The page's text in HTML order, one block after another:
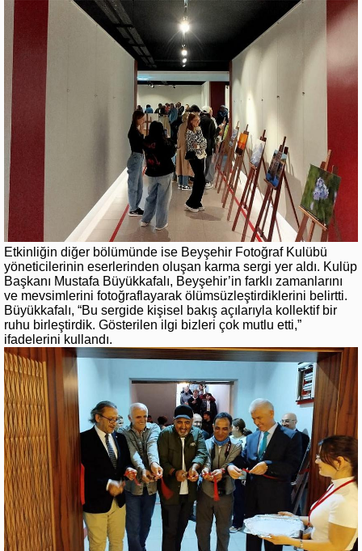
Etkinliğin diğer bölümünde ise Beyşehir Fotoğraf Kulübü
yöneticilerinin eserlerinden oluşan karma sergi yer aldı. Kulüp
Başkanı Mustafa Büyükkafalı, Beyşehir’in farklı zamanlarını
ve mevsimlerini fotoğraflayarak ölümsüzleştirdiklerini belirtti.
Büyükkafalı, “Bu sergide kişisel bakış açılarıyla kollektif bir
ruhu birleştirdik. Gösterilen ilgi bizleri çok mutlu etti,”
ifadelerini kullandı.